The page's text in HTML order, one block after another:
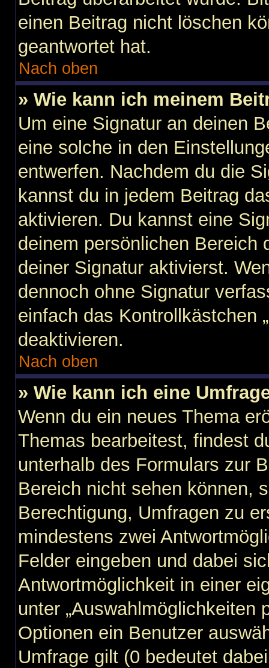
einen Beitrag nicht löschen
geantwortet hat.
Nach oben
» Wie kann ich meinem
Um eine Signatur an deinen
eine solche in den
entwerfen. Nachdem du die
kannst du in jedem Beitrag
aktivieren. Du kannst eine
deinem persönlichen Bereich
deiner Signatur aktivierst.
dennoch ohne Signatur
einfach das Kontrollkästchen
deaktivieren.
Nach oben
» Wie kann ich eine
Wenn du ein neues Thema
Themas bearbeitest, findest
unterhalb des Formulars zur
Bereich nicht sehen können,
Berechtigung, Umfragen zu
mindestens zwei
Felder eingeben und dabei
Antwortmöglichkeit in einer
unter „Auswahlmöglichkeiten
Optionen ein Benutzer
Umfrage gilt (0 bedeutet